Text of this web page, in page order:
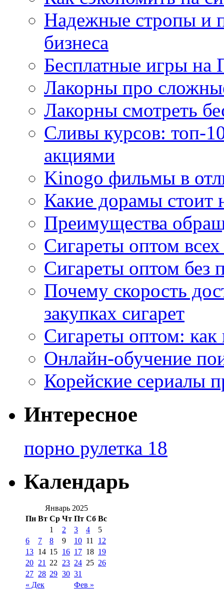
Надежные стропы и
бизнеса
Бесплатные игры на
Лакорны про
Лакорны смотреть
Сливы курсов: топ-
акциями
Kinogo фильмы в
Какие дорамы стоит
Преимущества
Сигареты оптом
Сигареты оптом без
Почему скорость
закупках сигарет
Сигареты оптом:
Онлайн-обучение
Корейские сериалы
Интересное
порно рулетка 18
Календарь
Январь 2025
Пн Вт Ср Чт Пт Сб Вс
« Дек Фев »
1 2 3 4
5
6
7 8 9 10 11
12
13 14 15 16 17 18 19
20 21 22 23 24 25 26
27 28 29 30 31